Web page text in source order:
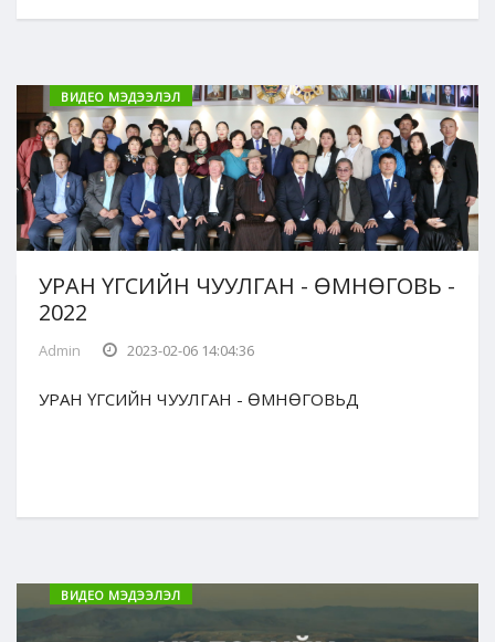
ВИДЕО МЭДЭЭЛЭЛ
УРАН ҮГСИЙН ЧУУЛГАН - ӨМНӨГОВЬ -
2022
Admin 2023-02-06 14:04:36
УРАН ҮГСИЙН ЧУУЛГАН - ӨМНӨГОВЬД
ВИДЕО МЭДЭЭЛЭЛ